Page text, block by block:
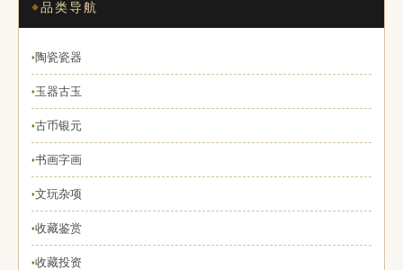
品类导航
♦ 陶瓷瓷器
♦ 玉器古玉
♦古币银元
♦书画字画
♦文玩杂项
♦收藏鉴赏
♦收藏投资